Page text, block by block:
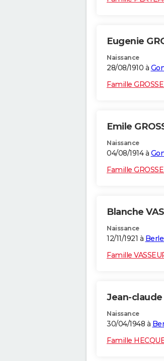
Eugenie
Naissance
28/08/1910 à
Famille
Emile
Naissance
04/08/1914 à
Famille
Blanche
Naissance
12/11/1921 à
Famille
Jean-claude
Naissance
30/04/1948 à
Famille